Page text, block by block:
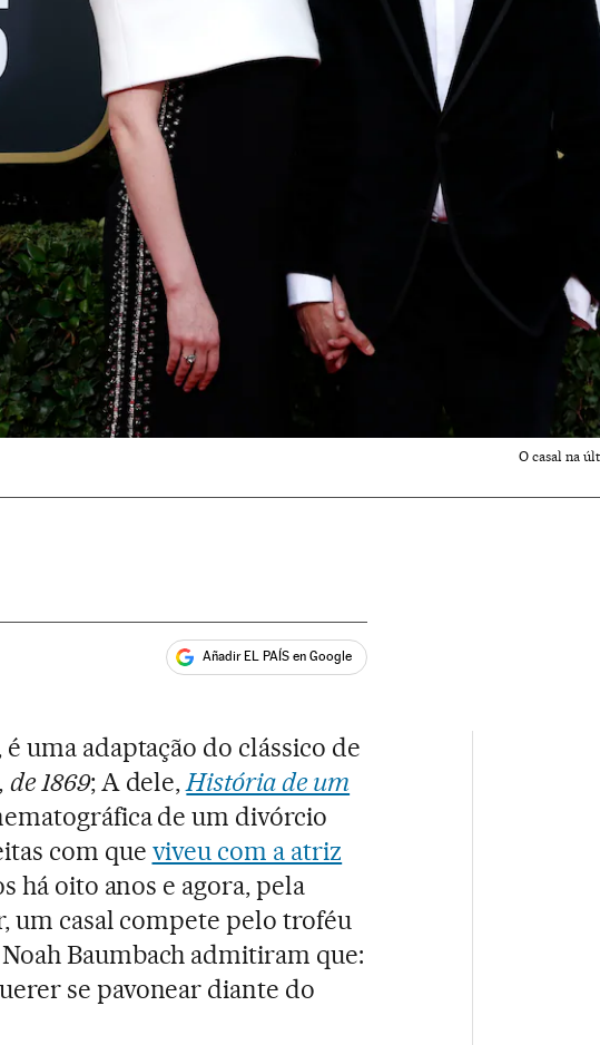
O casal na
Añadir EL PAÍS en Google
é uma adaptação do clássico de
1869; A dele,História de um
de um divórcio
com que viveu com a atriz
há oito anos e agora, pela
um casal compete pelo troféu
Baumbach admitiram que:
se pavonear diante do